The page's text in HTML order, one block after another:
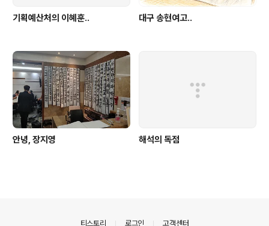
기획예산처의 이혜훈.. 대구 송현여고..
안녕, 장지영 해석의 독점
티스토리 로그인 고객센터